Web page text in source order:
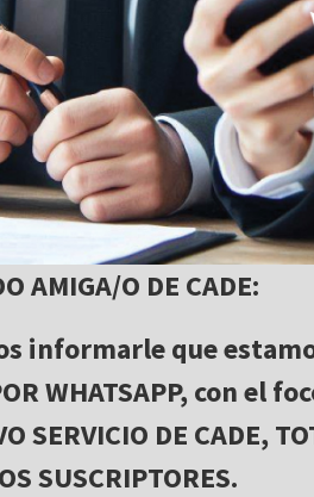
AMIGA/O DE CADE:
informarle que
WHATSAPP, con el
SERVICIO DE CADE,
SUSCRIPTORES.